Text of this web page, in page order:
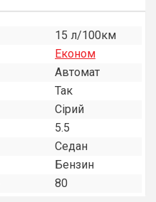
15 л/100км
Економ
Автомат
Так
Сірий
5.5
Седан
Бензин
80